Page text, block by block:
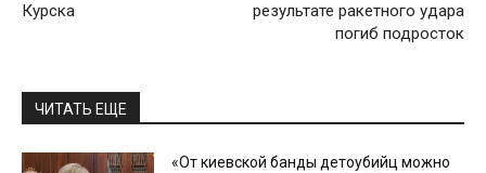
Курска
результате ракетного удара
погиб подросток
ЧИТАТЬ ЕЩЕ
«От киевской банды детоубийц можно